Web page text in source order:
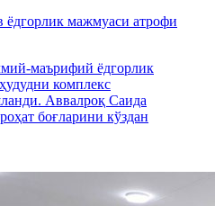
мажмуаси атрофи
маърифий ёдгорлик
комплекс
Аввалроқ Саида
боғларини кўздан